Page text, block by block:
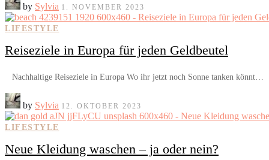
by Sylvia 1. NOVEMBER 2023
LIFESTYLE
Reiseziele in Europa für jeden Geldbeutel
Nachhaltige Reiseziele in Europa Wo ihr jetzt noch Sonne tanken könnt…
by Sylvia 12. OKTOBER 2023
LIFESTYLE
Neue Kleidung waschen – ja oder nein?